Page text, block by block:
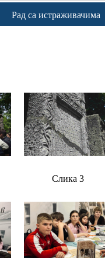
Рад са истраживачима
Слика 3